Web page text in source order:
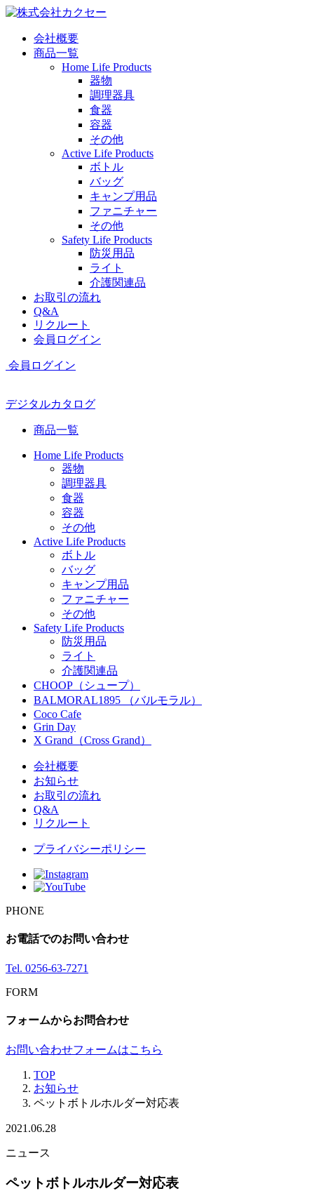
会社概要
商品一覧
Home Life Products
器物
調理器具
食器
容器
その他
Active Life Products
ボトル
バッグ
キャンプ用品
ファニチャー
その他
Safety Life Products
防災用品
ライト
介護関連品
お取引の流れ
Q&A
リクルート
会員ログイン
会員ログイン
デジタルカタログ
商品一覧
Home Life Products
器物
調理器具
食器
容器
その他
Active Life Products
ボトル
バッグ
キャンプ用品
ファニチャー
その他
Safety Life Products
防災用品
ライト
介護関連品
CHOOP（シュープ）
BALMORAL1895 （バルモラル）
Coco Cafe
Grin Day
X Grand（Cross Grand）
会社概要
お知らせ
お取引の流れ
Q&A
リクルート
プライバシーポリシー
PHONE
お電話でのお問い合わせ
Tel. 0256-63-7271
FORM
フォームからお問合わせ
お問い合わせフォームはこちら
TOP
お知らせ
ペットボトルホルダー対応表
2021.06.28
ニュース
ペットボトルホルダー対応表